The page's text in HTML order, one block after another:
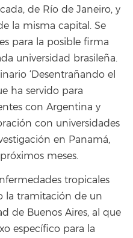
de Río de Janeiro, y
la misma capital. Se
para la posible firma
universidad brasileña.
‘Desentrañando el
ha servido para
con Argentina y
con universidades
en Panamá,
meses.
tropicales
la tramitación de un
de Buenos Aires, al que
específico para la